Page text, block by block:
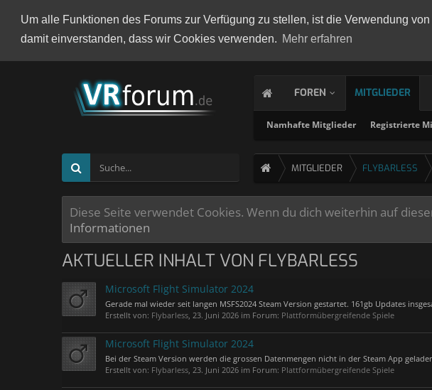
Um alle Funktionen des Forums zur Verfügung zu stellen, ist die Verwendung
damit einverstanden, dass wir Cookies verwenden. Mehr erfahren
FOREN MITGLIEDER
Namhafte Mitglieder Registrierte
MITGLIEDER FLYBARLESS
Diese Seite verwendet Cookies. Wenn du dich weiterhin auf
Informationen
AKTUELLER INHALT VON FLYBARLESS
Microsoft Flight Simulator 2024
Gerade mal wieder seit langen MSFS2024 Steam Version gestartet. 161gb Updates
Erstellt von: Flybarless, 23. Juni 2026 im Forum: Plattformübergreifende Spiele
Microsoft Flight Simulator 2024
Bei der Steam Version werden die grossen Datenmengen nicht in der Steam App
Erstellt von: Flybarless, 23. Juni 2026 im Forum: Plattformübergreifende Spiele